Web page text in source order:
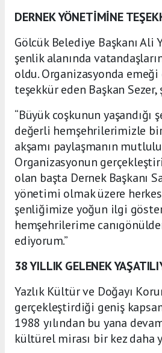
DERNEK YÖNETİMİNE
Gölcük Belediye Başkanı Ali
şenlik alanında
oldu. Organizasyonda emeği
teşekkür eden Başkan Sezer,
“Büyük coşkunun yaşandığı
değerli hemşehrilerimizle
akşamı paylaşmanın
Organizasyonun
olan başta Dernek Başkanı
yönetimi olmak üzere
şenliğimize yoğun ilgi
hemşehrilerime
ediyorum.”
38 YILLIK GELENEK
Yazlık Kültür ve Doğayı
gerçekleştirdiği geniş
1988 yılından bu yana
kültürel mirası bir kez daha